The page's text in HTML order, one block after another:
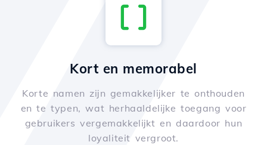
Kort en memorabel
Korte namen zijn gemakkelijker te onthouden
en te typen, wat herhaaldelijke toegang voor
gebruikers vergemakkelijkt en daardoor hun
loyaliteit vergroot.